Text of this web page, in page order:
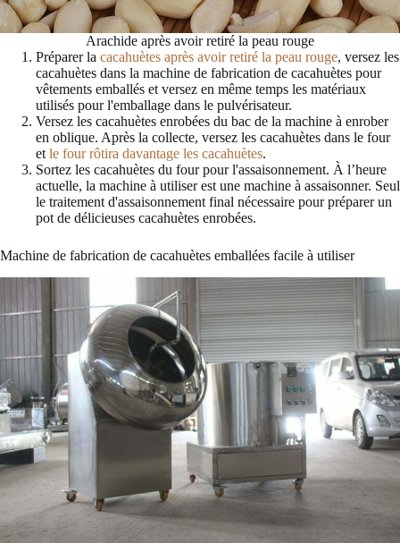
Arachide après avoir retiré la peau rouge
Préparer la cacahuètes après avoir retiré la peau rouge, versez les
cacahuètes dans la machine de fabrication de cacahuètes pour
vêtements emballés et versez en même temps les matériaux
utilisés pour l'emballage dans le pulvérisateur.
Versez les cacahuètes enrobées du bac de la machine à enrober
en oblique. Après la collecte, versez les cacahuètes dans le four
et le four rôtira davantage les cacahuètes.
Sortez les cacahuètes du four pour l'assaisonnement. À l’heure
actuelle, la machine à utiliser est une machine à assaisonner. Seul
le traitement d'assaisonnement final nécessaire pour préparer un
pot de délicieuses cacahuètes enrobées.
Machine de fabrication de cacahuètes emballées facile à utiliser